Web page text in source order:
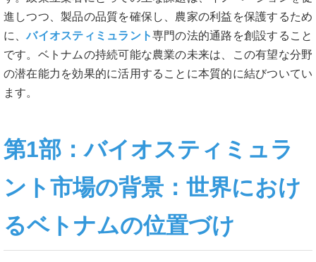
進しつつ、製品の品質を確保し、農家の利益を保護するため
に、バイオスティミュラント専門の法的通路を創設すること
です。ベトナムの持続可能な農業の未来は、この有望な分野
の潜在能力を効果的に活用することに本質的に結びついてい
ます。
第1部：バイオスティミュラ
ント市場の背景：世界におけ
るベトナムの位置づけ